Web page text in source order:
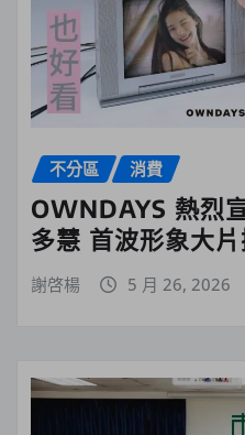
不分區 消費
OWNDAYS 熱烈
多慧 首波形象大片
謝啓楊 5 月 26, 2026